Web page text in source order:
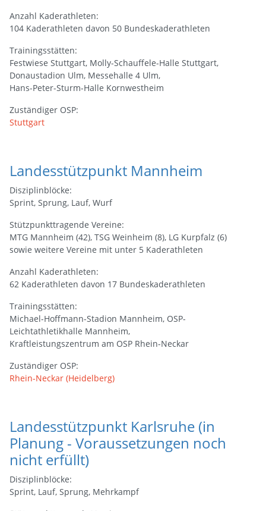
Anzahl Kaderathleten:
104 Kaderathleten davon 50 Bundeskaderathleten
Trainingsstätten:
Festwiese Stuttgart, Molly-Schauffele-Halle Stuttgart,
Donaustadion Ulm, Messehalle 4 Ulm,
Hans-Peter-Sturm-Halle Kornwestheim
Zuständiger OSP:
Stuttgart
Landesstützpunkt Mannheim
Disziplinblöcke:
Sprint, Sprung, Lauf, Wurf
Stützpunkttragende Vereine:
MTG Mannheim (42), TSG Weinheim (8), LG Kurpfalz (6)
sowie weitere Vereine mit unter 5 Kaderathleten
Anzahl Kaderathleten:
62 Kaderathleten davon 17 Bundeskaderathleten
Trainingsstätten:
Michael-Hoffmann-Stadion Mannheim, OSP-
Leichtathletikhalle Mannheim,
Kraftleistungszentrum am OSP Rhein-Neckar
Zuständiger OSP:
Rhein-Neckar (Heidelberg)
Landesstützpunkt Karlsruhe (in
Planung - Voraussetzungen noch
nicht erfüllt)
Disziplinblöcke:
Sprint, Lauf, Sprung, Mehrkampf